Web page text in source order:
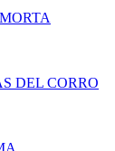
DEL CORRO